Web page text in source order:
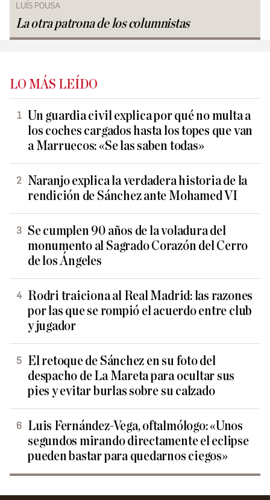
LUÍS POUSA
La otra patrona de los columnistas
LO MÁS LEÍDO
Un guardia civil explica por qué no multa a
los coches cargados hasta los topes que van
a Marruecos: «Se las saben todas»
Naranjo explica la verdadera historia de la
rendición de Sánchez ante Mohamed VI
Se cumplen 90 años de la voladura del
monumento al Sagrado Corazón del Cerro
de los Ángeles
Rodri traiciona al Real Madrid: las razones
por las que se rompió el acuerdo entre club
y jugador
El retoque de Sánchez en su foto del
despacho de La Mareta para ocultar sus
pies y evitar burlas sobre su calzado
Luis Fernández-Vega, oftalmólogo: «Unos
segundos mirando directamente el eclipse
pueden bastar para quedarnos ciegos»